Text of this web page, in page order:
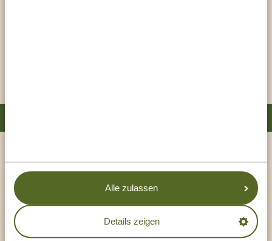
Alle zulassen
Details zeigen
DELETE(NUNGWI INN BEACH COTTAGES)
Träumen Sie von einem Barfußleben an einem tropischen
Strand? Dann werden die Nungwi Inn Beach Cottages Ihren
Traum wahr machen! Das Hotel liegt im bekannten Dorf
Nungwi im Norden Sansibars und besteht aus 25 Cottages an